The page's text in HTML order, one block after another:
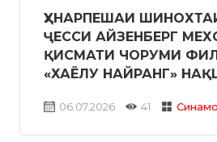
06.07.2026 41 Синамо
ҲУНАРПЕШАИ
ҶЕССИ АЙЗЕНБЕРГ
ҚИСМАТИ ЧОРУМИ
«ХАЁЛУ НАЙРАНГ»